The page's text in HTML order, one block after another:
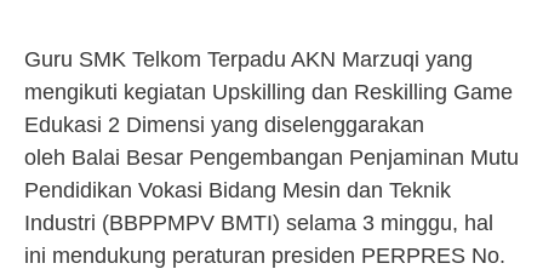
Guru SMK Telkom Terpadu AKN Marzuqi yang
mengikuti kegiatan Upskilling dan Reskilling Game
Edukasi 2 Dimensi yang diselenggarakan
oleh Balai Besar Pengembangan Penjaminan Mutu
Pendidikan Vokasi Bidang Mesin dan Teknik
Industri (BBPPMPV BMTI) selama 3 minggu, hal
ini mendukung peraturan presiden PERPRES No.